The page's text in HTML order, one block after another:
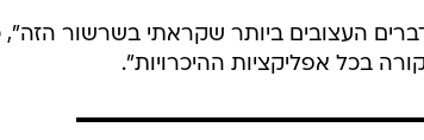
העצובים ביותר שקראתי בשרשור